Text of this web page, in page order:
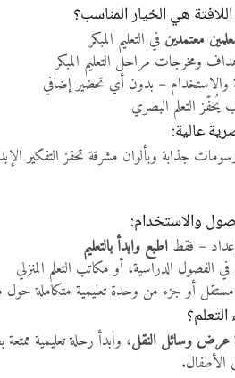
هي الخيار المناسب؟
معتمدين في التعليم المبكر
ومخرجات مراحل التعليم المبكر
– بدون أي تحضير إضافي
التعلم البصري
عالية:
جذابة وبألوان مشرقة تحفز التفكير
والاستخدام:
– فقط اطبع وابدأ بالتعليم
الدراسية، أو مكاتب التعلم المنزلي
أو جزء من وحدة تعليمية متكاملة
عرض وسائل النقل، وابدأ رحلة تعليمية
الأطفال.